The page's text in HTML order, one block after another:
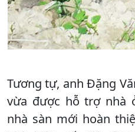
Tương tự, anh Đặng
vừa được hỗ trợ nhà
nhà sàn mới hoàn